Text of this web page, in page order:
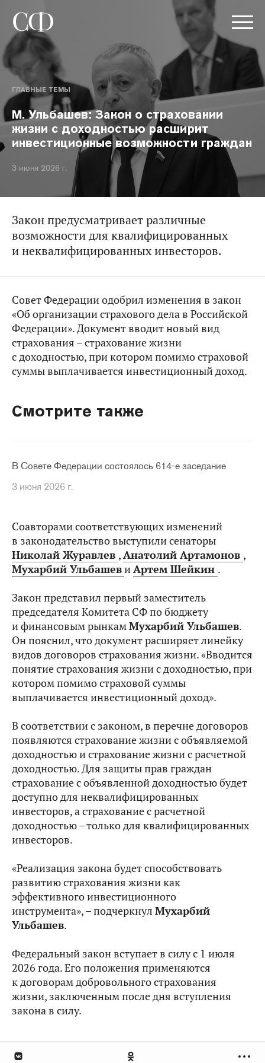
ГЛАВНЫЕ ТЕМЫ
М. Ульбашев: Закон о страховании
жизни с доходностью расширит
инвестиционные возможности граждан
3 июня 2026 г.
Закон предусматривает различные
возможности для квалифицированных
и неквалифицированных инвесторов.
Совет Федерации одобрил изменения в закон
«Об организации страхового дела в Российской
Федерации». Документ вводит новый вид
страхования – страхование жизни
с доходностью, при котором помимо страховой
суммы выплачивается инвестиционный доход.
Смотрите также
В Совете Федерации состоялось 614-е заседание
3 июня 2026 г.
Соавторами соответствующих изменений
в законодательство выступили сенаторы
Николай Журавлев ,Анатолий Артамонов ,
Мухарбий УльбашевиАртем Шейкин .
Закон представил первый заместитель
председателя Комитета СФ по бюджету
и финансовым рынкамМухарбий Ульбашев.
Он пояснил, что документ расширяет линейку
видов договоров страхования жизни. «Вводится
понятие страхования жизни с доходностью, при
котором помимо страховой суммы
выплачивается инвестиционный доход».
В соответствии с законом, в перечне договоров
появляются страхование жизни с объявляемой
доходностью и страхование жизни с расчетной
доходностью. Для защиты прав граждан
страхование с объявленной доходностью будет
доступно для неквалифицированных
инвесторов, а страхование с расчетной
доходностью – только для квалифицированных
инвесторов.
«Реализация закона будет способствовать
развитию страхования жизни как
эффективного инвестиционного
инструмента», – подчеркнул Мухарбий
Ульбашев.
Федеральный закон вступает в силу с 1 июля
2026 года. Его положения применяются
к договорам добровольного страхования
жизни, заключенным после дня вступления
закона в силу.